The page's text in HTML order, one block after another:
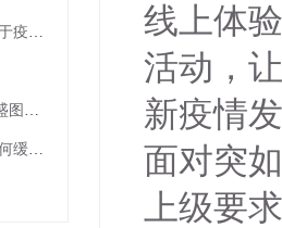
重庆市万盛经开区图书馆关于疫情防控期间免费开放的通知
敬老献深情·活动多姿彩-万盛图书馆敬老月文化下乡活动浓情上演
万盛图书馆——疫情期间如何缓解焦虑
线上体
活动，
新疫情
面对突
上级要